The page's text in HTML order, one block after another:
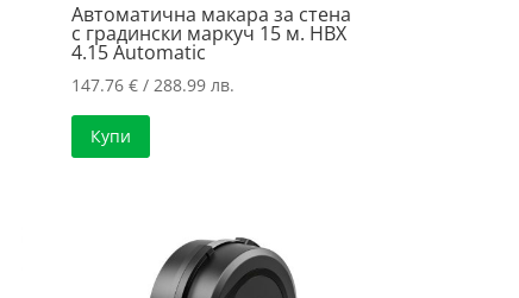
Автоматична макара за стена
с градински маркуч 15 м. HBX
4.15 Automatic
147.76€ / 288.99 лв.
Купи